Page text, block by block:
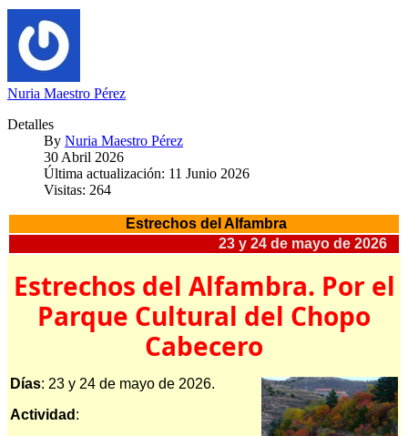
Nuria Maestro Pérez
Detalles
By Nuria Maestro Pérez
30 Abril 2026
Última actualización: 11 Junio 2026
Visitas: 264
Estrechos del Alfambra
23 y 24 de mayo de 2026
Estrechos del Alfambra. Por el
Parque Cultural del Chopo
Cabecero
Días: 23 y 24 de mayo de 2026.
Actividad :